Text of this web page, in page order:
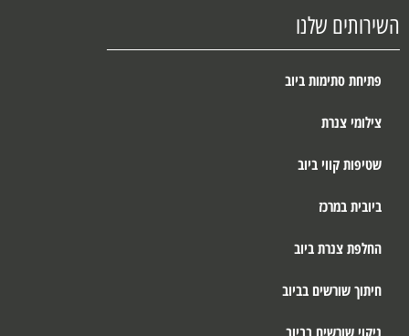
השירותים שלנו
פתיחת סתימות ביוב
צילומי צנרת
שטיפות קווי ביוב
ביובית במרכז
החלפת צנרת ביוב
חיתוך שורשים בביוב